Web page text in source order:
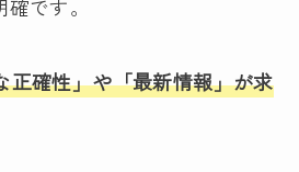
です。
正確性」や「最新情報」が求